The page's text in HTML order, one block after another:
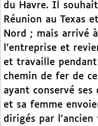
du Havre. Il
Réunion au Texas
Nord ; mais arrivé
l’entreprise et
et travaille
chemin de fer de
ayant conservé
et sa femme
dirigés par